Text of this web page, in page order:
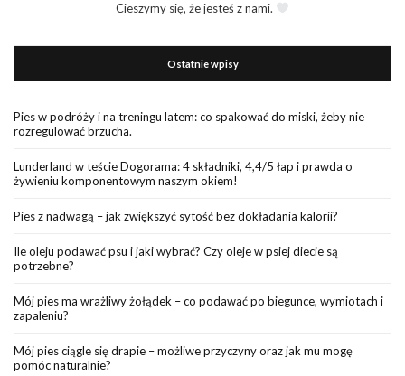
Cieszymy się, że jesteś z nami.
Ostatnie wpisy
Pies w podróży i na treningu latem: co spakować do miski, żeby nie
rozregulować brzucha.
Lunderland w teście Dogorama: 4 składniki, 4,4/5 łap i prawda o
żywieniu komponentowym naszym okiem!
Pies z nadwagą – jak zwiększyć sytość bez dokładania kalorii?
Ile oleju podawać psu i jaki wybrać? Czy oleje w psiej diecie są
potrzebne?
Mój pies ma wrażliwy żołądek – co podawać po biegunce, wymiotach i
zapaleniu?
Mój pies ciągle się drapie – możliwe przyczyny oraz jak mu mogę
pomóc naturalnie?